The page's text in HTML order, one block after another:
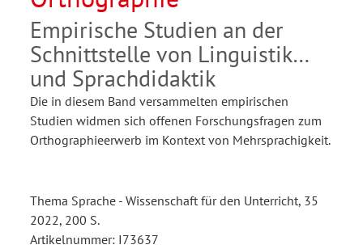
Empirische Studien an der
Schnittstelle von Linguistik
und Sprachdidaktik
Die in diesem Band versammelten empirischen
Studien widmen sich offenen Forschungsfragen zum
Orthographieerwerb im Kontext von Mehrsprachigkeit.
Thema Sprache - Wissenschaft für den Unterricht, 35
2022, 200 S.
Artikelnummer: I73637